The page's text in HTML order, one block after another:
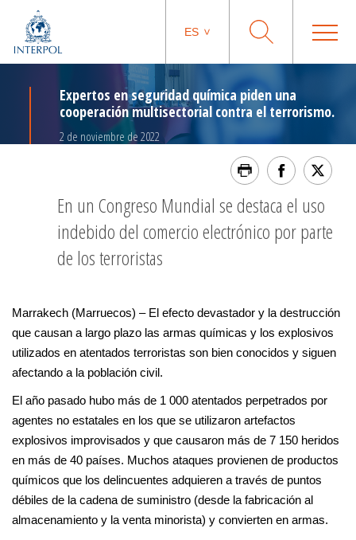
ES
Expertos en seguridad química piden una
cooperación multisectorial contra el terrorismo.
2 de noviembre de 2022
En un Congreso Mundial se destaca el uso
indebido del comercio electrónico por parte
de los terroristas
Marrakech (Marruecos) – El efecto devastador y la destrucción
que causan a largo plazo las armas químicas y los explosivos
utilizados en atentados terroristas son bien conocidos y siguen
afectando a la población civil.
El año pasado hubo más de 1 000 atentados perpetrados por
agentes no estatales en los que se utilizaron artefactos
explosivos improvisados y que causaron más de 7 150 heridos
en más de 40 países. Muchos ataques provienen de productos
químicos que los delincuentes adquieren a través de puntos
débiles de la cadena de suministro (desde la fabricación al
almacenamiento y la venta minorista) y convierten en armas.